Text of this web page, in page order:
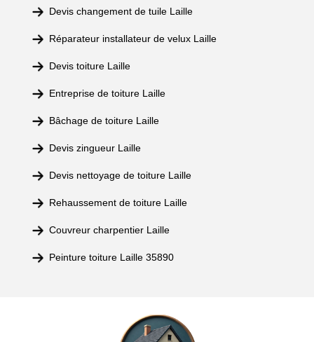
Devis changement de tuile Laille
Réparateur installateur de velux Laille
Devis toiture Laille
Entreprise de toiture Laille
Bâchage de toiture Laille
Devis zingueur Laille
Devis nettoyage de toiture Laille
Rehaussement de toiture Laille
Couvreur charpentier Laille
Peinture toiture Laille 35890